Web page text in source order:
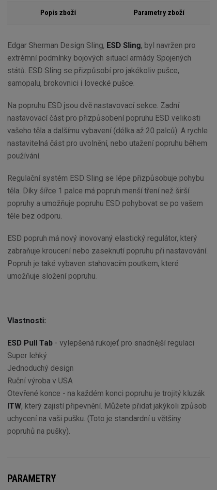
Popis zboží Parametry zboží
Edgar Sherman Design Sling, ESD Sling, byl navržen pro
extrémní podmínky bojových situací armády Spojených
států. ESD Sling se přizpůsobí pro jakékoliv pušce,
samopalu, brokovnici i lovecké pušce.
Na popruhu ESD jsou dvě nastavovací sekce. Zadní
nastavovací část pro přizpůsobení popruhu ESD velikosti
vašeho těla a dalšímu vybavení (délka až 20 palců). A rychle
nastavitelná část pro uvolnění, nebo utažení popruhu během
používání.
Regulační systém ESD Sling se lépe přizpůsobuje pohybu
těla. Díky šířce 1 palce má popruh menší tření než širší
popruhy a umožňuje popruhu ESD pohybovat se po vašem
těle bez odporu.
ESD popruh má nový inovovaný elastický regulátor, který
zabraňuje kroucení nebo zaseknutí popruhu při nastavování.
Popruh je také vybaven stahovacím poutkem, které
umožňuje složení popruhu.
Vlastnosti:
ESD Pull Tab - vylepšená rukojeť pro snadnější regulaci
Super lehký
Jednoduchý design
Ruční výroba v USA
Otevřené konce - na každém konci popruhu je trojitý kluzák
ITW, který zajistí připevnění. Můžete přidat jakýkoli způsob
uchycení na vaši pušku. (Toto je standardní u většiny
popruhů na pušky).
PARAMETRY